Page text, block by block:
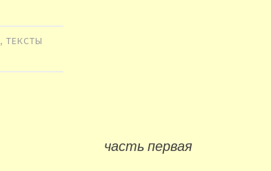
,ТЕКСТЫ
часть первая